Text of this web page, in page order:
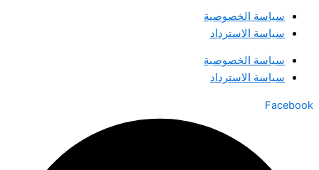
سياسة الخصوصية
سياسة الاسترداد
سياسة الخصوصية
سياسة الاسترداد
Facebook